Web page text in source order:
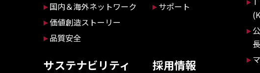
国内＆海外ネットワーク
価値創造ストーリー
品質安全
サステナビリティ
サポート
採用情報